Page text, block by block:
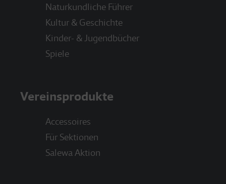
Naturkundliche Führer
Kultur & Geschichte
Kinder- & Jugendbücher
Spiele
Vereinsprodukte
Accessoires
Für Sektionen
Salewa Aktion